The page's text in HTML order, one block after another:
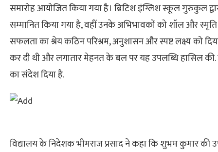
समारोह आयोजित किया गया है। ब्रिटिश इंग्लिश स्कूल गुरुकुल
सम्मानित किया गया है, वहीं उनके अभिभावकों को शॉल और
सफलता का श्रेय कठिन परिश्रम, अनुशासन और स्पष्ट लक्ष्य को
कर दी थी और लगातार मेहनत के बल पर यह उपलब्धि हासिल की.
का संदेश दिया है.
विद्यालय के निदेशक भीमराज प्रसाद ने कहा कि शुभम कुमार की